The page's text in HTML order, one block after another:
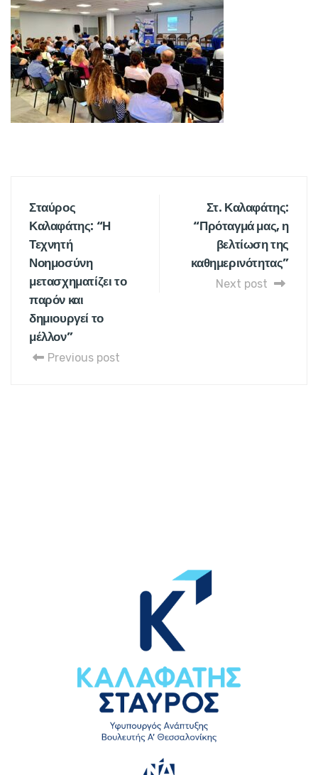
Σταύρος
Καλαφάτης: “Η
Τεχνητή
Νοημοσύνη
μετασχηματίζει το
παρόν και
δημιουργεί το
μέλλον”
Previous post
Στ. Καλαφάτης:
“Πρόταγμά μας, η
βελτίωση της
καθημερινότητας”
Next post